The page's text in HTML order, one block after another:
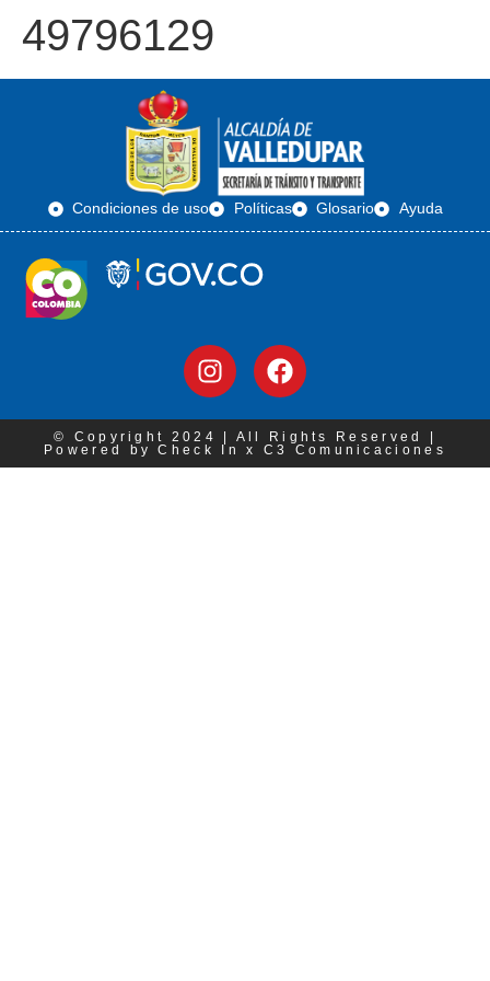
49796129
Condiciones de uso Políticas Glosario Ayuda
© Copyright 2024 | All Rights Reserved |
Powered by Check In x C3 Comunicaciones